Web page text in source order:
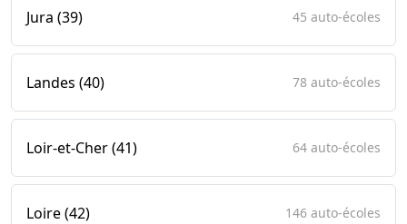
Jura (39) 45 auto-écoles
Landes (40) 78 auto-écoles
Loir-et-Cher (41) 64 auto-écoles
Loire (42) 146 auto-écoles